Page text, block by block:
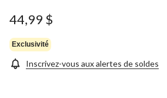
44,99 $
Exclusivité
Inscrivez-vous aux alertes de soldes